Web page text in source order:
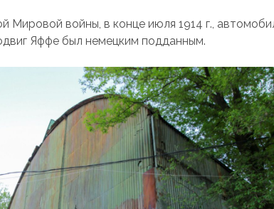
Мировой войны, в конце июля 1914 г.,
Яффе был немецким подданным.